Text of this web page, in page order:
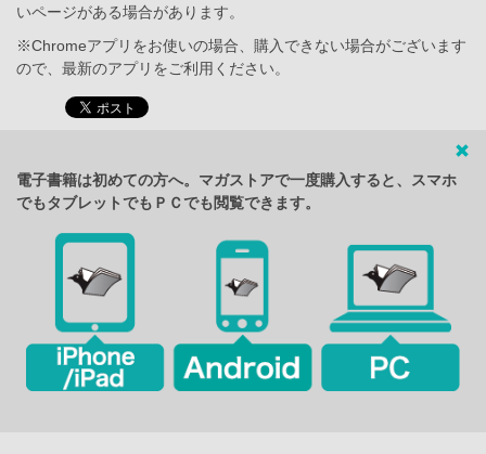
いページがある場合があります。
※Chromeアプリをお使いの場合、購入できない場合がございます
ので、最新のアプリをご利用ください。
電子書籍は初めての方へ。マガストアで一度購入すると、スマホ
でもタブレットでもＰＣでも閲覧できます。